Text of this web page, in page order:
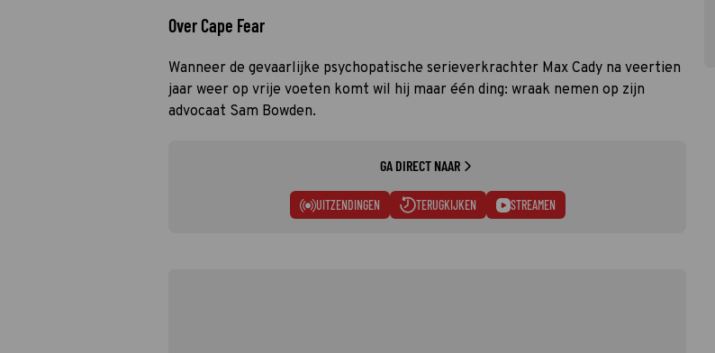
Over Cape Fear
Wanneer de gevaarlijke psychopatische serieverkrachter Max Cady na veertien
jaar weer op vrije voeten komt wil hij maar één ding: wraak nemen op zijn
advocaat Sam Bowden.
GA DIRECT NAAR
UITZENDINGEN TERUGKIJKEN STREAMEN